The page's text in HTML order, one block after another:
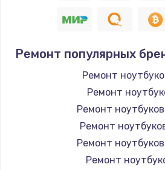
Ремонт популярных
Ремонт
Ремонт
Ремонт
Ремонт
Ремонт
Ремонт